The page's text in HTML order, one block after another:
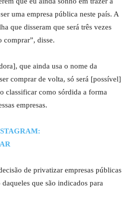
uma empresa pública neste país. A
que disseram que será três vezes
comprar”, disse.
que ainda usa o nome da
comprar de volta, só será [possível]
classificar como sórdida a forma
empresas.
de privatizar empresas públicas
que são indicados para